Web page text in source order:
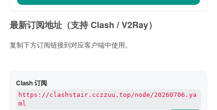
最新订阅地址（支持 Clash / V2Ray）
复制下方订阅链接到对应客户端中使用。
Clash 订阅
https://clashstair.cczzuu.top/node/20260706.ya
ml